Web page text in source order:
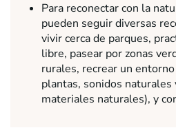
Para reconectar con la
pueden seguir diversas
vivir cerca de parques,
libre, pasear por zonas
rurales, recrear un
plantas, sonidos
materiales naturales), y